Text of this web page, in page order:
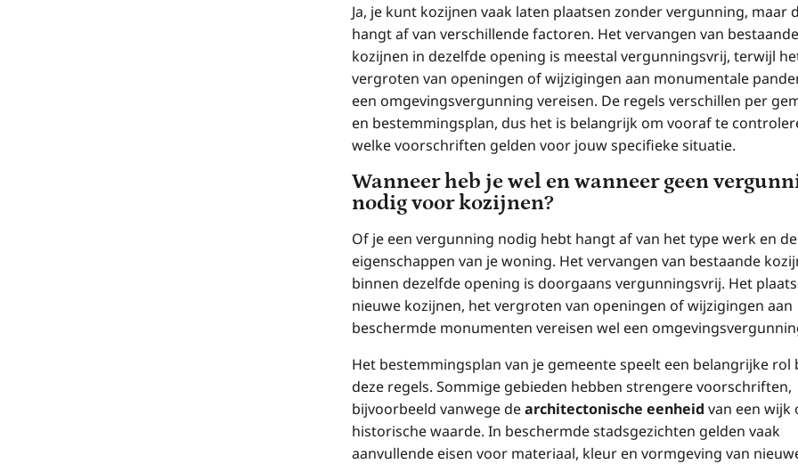
Ja, je kunt kozijnen vaak laten plaatsen zonder vergunning, maar
hangt af van verschillende factoren. Het vervangen van bestaande
kozijnen in dezelfde opening is meestal vergunningsvrij, terwijl
vergroten van openingen of wijzigingen aan monumentale
een omgevingsvergunning vereisen. De regels verschillen per
en bestemmingsplan, dus het is belangrijk om vooraf te
welke voorschriften gelden voor jouw specifieke situatie.
Wanneer heb je wel en wanneer geen
nodig voor kozijnen?
Of je een vergunning nodig hebt hangt af van het type werk en de
eigenschappen van je woning. Het vervangen van bestaande
binnen dezelfde opening is doorgaans vergunningsvrij. Het
nieuwe kozijnen, het vergroten van openingen of wijzigingen aan
beschermde monumenten vereisen wel een
Het bestemmingsplan van je gemeente speelt een belangrijke rol
deze regels. Sommige gebieden hebben strengere voorschriften,
bijvoorbeeld vanwege dearchitectonische eenheid van een wijk
historische waarde. In beschermde stadsgezichten gelden vaak
aanvullende eisen voor materiaal, kleur en vormgeving van